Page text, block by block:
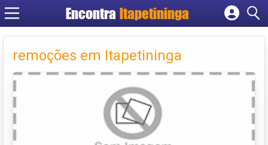
Encontra Itapetininga
Cadastrar empresa
Criar conta
remoções em Itapetininga